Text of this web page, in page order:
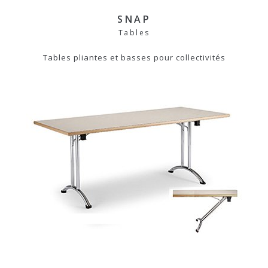
SNAP
Tables
Tables pliantes et basses pour collectivités